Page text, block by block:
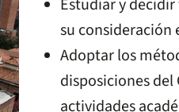
Estudiar y
su consideración
Adoptar los
disposiciones
actividades